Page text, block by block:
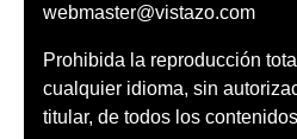
webmaster@vistazo.com
Prohibida la reproducción
cualquier idioma, sin
titular, de todos los